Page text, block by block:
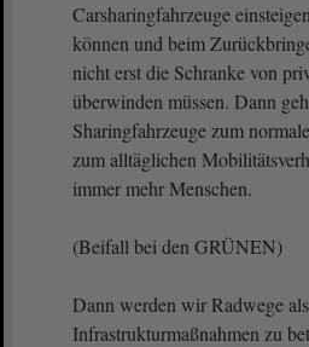
Carsharingfahrzeuge
können und beim
nicht erst die Schranke von
überwinden müssen. Dann
Sharingfahrzeuge zum
zum alltäglichen
immer mehr Menschen.
(Beifall bei den GRÜNEN)
Dann werden wir Radwege
Infrastrukturmaßnahmen zu